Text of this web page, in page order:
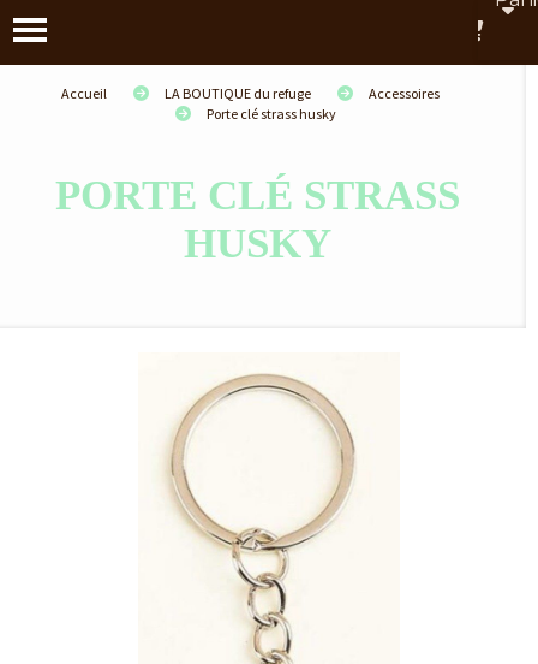
Accueil LA BOUTIQUE du refuge
Accessoires
Porte clé strass husky
PORTE CLÉ STRASS
HUSKY